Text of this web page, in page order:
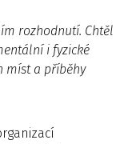
rozhodnutí. Chtěl
i fyzické
míst a příběhy